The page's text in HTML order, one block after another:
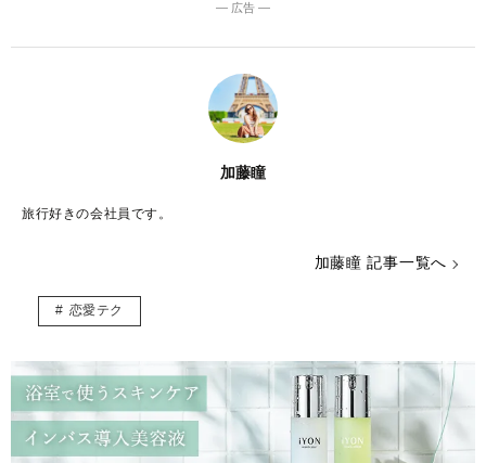
― 広告 ―
加藤瞳
旅行好きの会社員です。
加藤瞳 記事一覧へ
恋愛テク